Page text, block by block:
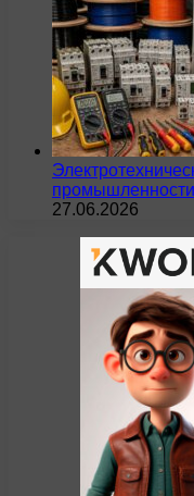
промышленности
27.06.2026